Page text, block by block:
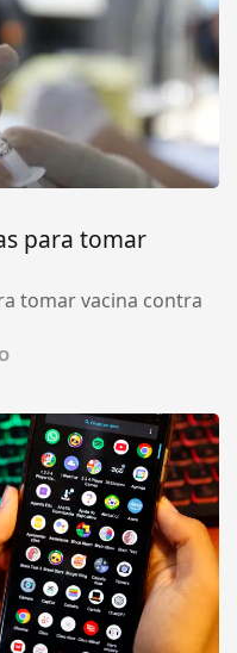
para tomar
tomar vacina contra